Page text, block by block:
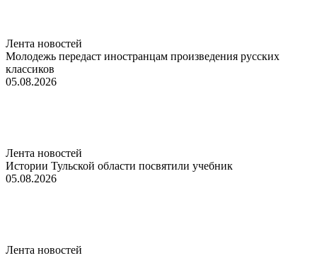
Лента новостей
Молодежь передаст иностранцам произведения русских
классиков
05.08.2026
Лента новостей
Истории Тульской области посвятили учебник
05.08.2026
Лента новостей